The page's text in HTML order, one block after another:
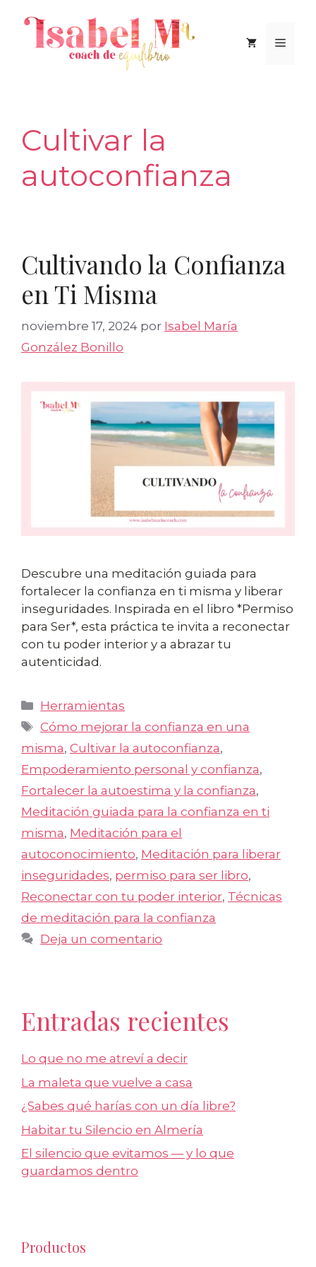
contenido
Menú
Cultivar la
autoconfianza
Cultivando la Confianza
en Ti Misma
noviembre 17, 2024 por Isabel María
González Bonillo
Descubre una meditación guiada para
fortalecer la confianza en ti misma y liberar
inseguridades. Inspirada en el libro *Permiso
para Ser*, esta práctica te invita a reconectar
con tu poder interior y a abrazar tu
autenticidad.
Categorías
Herramientas
Etiquetas
Cómo mejorar la confianza en una
misma, Cultivar la autoconfianza,
Empoderamiento personal y confianza,
Fortalecer la autoestima y la confianza,
Meditación guiada para la confianza en ti
misma, Meditación para el
autoconocimiento, Meditación para liberar
inseguridades, permiso para ser libro,
Reconectar con tu poder interior, Técnicas
de meditación para la confianza
Deja un comentario
Entradas recientes
Lo que no me atreví a decir
La maleta que vuelve a casa
¿Sabes qué harías con un día libre?
Habitar tu Silencio en Almería
El silencio que evitamos — y lo que
guardamos dentro
Productos